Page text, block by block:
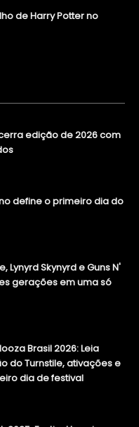
de Harry Potter no
edição de 2026 com
define o primeiro dia do
Lynyrd Skynyrd e Guns N'
gerações em uma só
Brasil 2026: Leia
do Turnstile, ativações e
dia de festival